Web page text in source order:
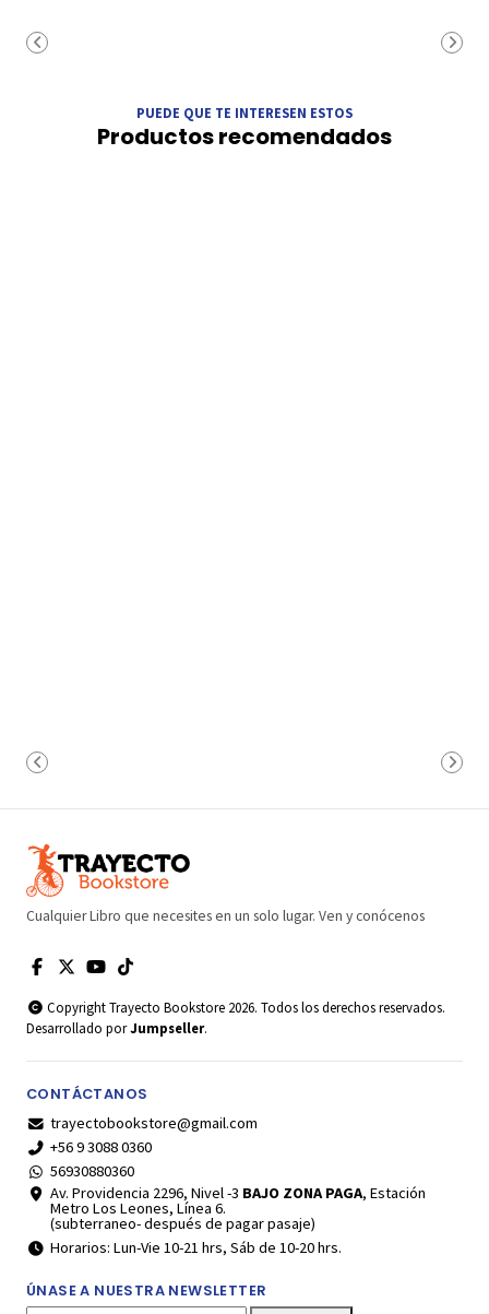
PUEDE QUE TE INTERESEN ESTOS
Productos recomendados
Cualquier Libro que necesites en un solo lugar. Ven y conócenos
Copyright Trayecto Bookstore 2026. Todos los derechos reservados.
Desarrollado porJumpseller.
CONTÁCTANOS
trayectobookstore@gmail.com
+56 9 3088 0360
56930880360
Av. Providencia 2296, Nivel -3 BAJO ZONA PAGA, Estación
Metro Los Leones, Línea 6.
(subterraneo- después de pagar pasaje)
Horarios: Lun-Vie 10-21 hrs, Sáb de 10-20 hrs.
ÚNASE A NUESTRA NEWSLETTER